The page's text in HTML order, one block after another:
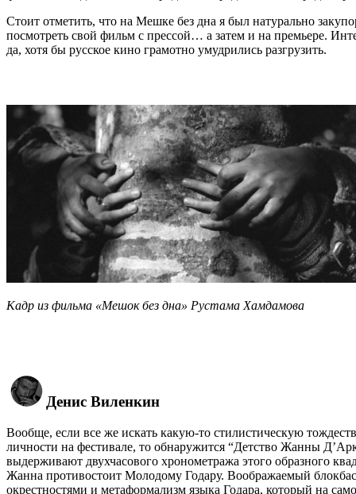
Стоит отметить, что на Мешке без дна я был натурально
посмотреть свой фильм с прессой… а затем и на премьере.
да, хотя бы русское кино грамотно умудрились разгрузить.
Кадр из фильма «Мешок без дна» Рустама Хамдамова
Денис Виленкин
Вообще, если все же искать какую-то стилистическую
личности на фестивале, то обнаружится “Детство Жанны
выдерживают двухчасового хронометража этого образного
Жанна противостоит Молодому Годару. Воображаемый
окрестностями и метаформализм языка Годара, который на